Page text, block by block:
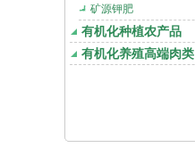
矿源钾肥
有机化种植农产品
有机化养殖高端肉类